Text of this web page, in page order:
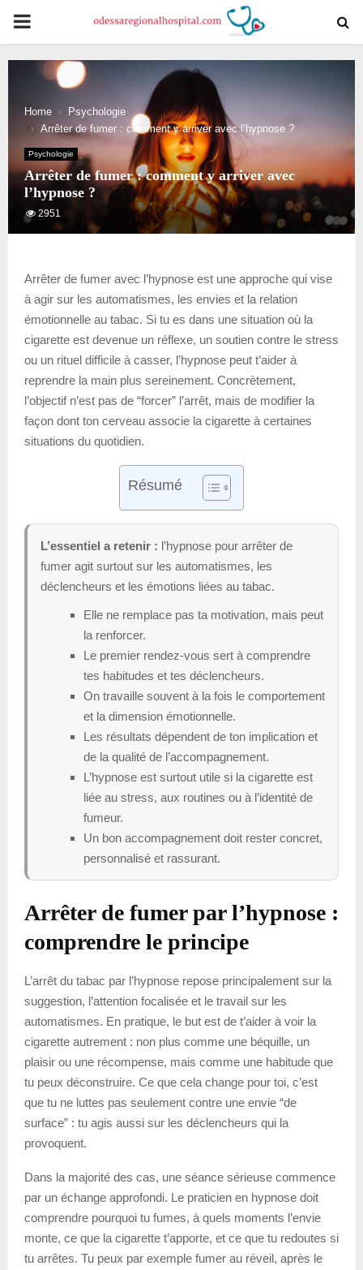
PRIMARY
MENU
Home
Psychologie
Arrêter de fumer : comment y arriver avec l’hypnose ?
Psychologie
Arrêter de fumer : comment y arriver avec
l’hypnose ?
2951
Arrêter de fumer avec l’hypnose est une approche qui vise
à agir sur les automatismes, les envies et la relation
émotionnelle au tabac. Si tu es dans une situation où la
cigarette est devenue un réflexe, un soutien contre le stress
ou un rituel difficile à casser, l’hypnose peut t’aider à
reprendre la main plus sereinement. Concrètement,
l’objectif n’est pas de “forcer” l’arrêt, mais de modifier la
façon dont ton cerveau associe la cigarette à certaines
situations du quotidien.
Résumé
L’essentiel a retenir : l’hypnose pour arrêter de
fumer agit surtout sur les automatismes, les
déclencheurs et les émotions liées au tabac.
Elle ne remplace pas ta motivation, mais peut
la renforcer.
Le premier rendez-vous sert à comprendre
tes habitudes et tes déclencheurs.
On travaille souvent à la fois le comportement
et la dimension émotionnelle.
Les résultats dépendent de ton implication et
de la qualité de l’accompagnement.
L’hypnose est surtout utile si la cigarette est
liée au stress, aux routines ou à l’identité de
fumeur.
Un bon accompagnement doit rester concret,
personnalisé et rassurant.
Arrêter de fumer par l’hypnose :
comprendre le principe
L’arrêt du tabac par l’hypnose repose principalement sur la
suggestion, l’attention focalisée et le travail sur les
automatismes. En pratique, le but est de t’aider à voir la
cigarette autrement : non plus comme une béquille, un
plaisir ou une récompense, mais comme une habitude que
tu peux déconstruire. Ce que cela change pour toi, c’est
que tu ne luttes pas seulement contre une envie “de
surface” : tu agis aussi sur les déclencheurs qui la
provoquent.
Dans la majorité des cas, une séance sérieuse commence
par un échange approfondi. Le praticien en hypnose doit
comprendre pourquoi tu fumes, à quels moments l’envie
monte, ce que la cigarette t’apporte, et ce que tu redoutes si
tu arrêtes. Tu peux par exemple fumer au réveil, après le